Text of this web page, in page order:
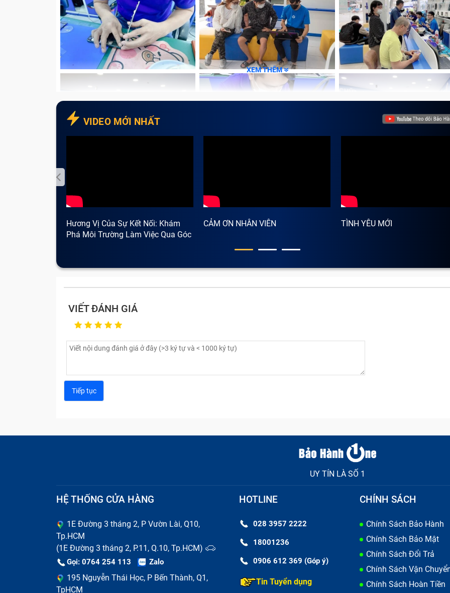
XEM THÊM
VIDEO MỚI NHẤT
Hương Vị Của Sự Kết Nối: Khám
Phá Môi Trường Làm Việc Qua Góc
CẢM ƠN NHÂN VIÊN TÌNH YÊU MỚI
VIẾT ĐÁNH GIÁ
UY TÍN LÀ SỐ 1
HỆ THỐNG CỬA HÀNG
1E Đường 3 tháng 2, P Vườn Lài, Q10,
Tp.HCM
(1E Đường 3 tháng 2, P.11, Q.10, Tp.HCM)
Gọi: 0764 254 113 Zalo
195 Nguyễn Thái Học, P Bến Thành, Q1,
TpHCM
HOTLINE
028 3957 2222
18001236
0906 612 369 (Góp ý)
Tin Tuyển dụng
CHÍNH SÁCH
Chính Sách Bảo Hành
Chính Sách Bảo Mật
Chính Sách Đổi Trả
Chính Sách Vận
Chính Sách Hoàn Tiền